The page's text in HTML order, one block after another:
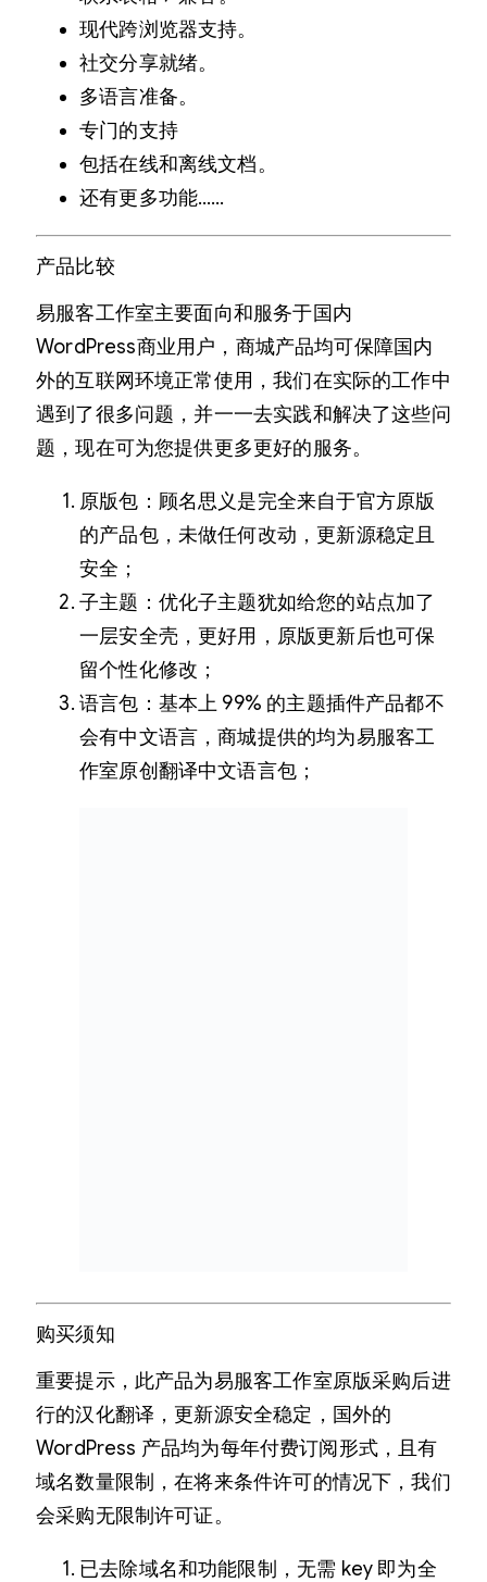
现代跨浏览器支持。
社交分享就绪。
多语言准备。
专门的支持
包括在线和离线文档。
还有更多功能……
产品比较
易服客工作室主要面向和服务于国内
WordPress商业用户，商城产品均可保障国内
外的互联网环境正常使用，我们在实际的工作中
遇到了很多问题，并一一去实践和解决了这些问
题，现在可为您提供更多更好的服务。
原版包：顾名思义是完全来自于官方原版
的产品包，未做任何改动，更新源稳定且
安全；
子主题：优化子主题犹如给您的站点加了
一层安全壳，更好用，原版更新后也可保
留个性化修改；
语言包：基本上 99% 的主题插件产品都不
会有中文语言，商城提供的均为易服客工
作室原创翻译中文语言包；
购买须知
重要提示，此产品为易服客工作室原版采购后进
行的汉化翻译，更新源安全稳定，国外的
WordPress 产品均为每年付费订阅形式，且有
域名数量限制，在将来条件许可的情况下，我们
会采购无限制许可证。
已去除域名和功能限制，无需 key 即为全